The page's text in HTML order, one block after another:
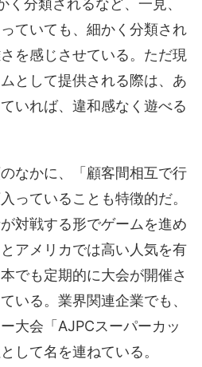
分類されるなど、一見、
ていても、細かく分類され
を感じさせている。ただ現
として提供される際は、あ
いれば、違和感なく遊べる
なかに、「顧客間相互で行
っていることも特徴的だ。
対戦する形でゲームを進め
アメリカでは高い人気を有
でも定期的に大会が開催さ
いる。業界関連企業でも、
大会「AJPCスーパーカッ
して名を連ねている。